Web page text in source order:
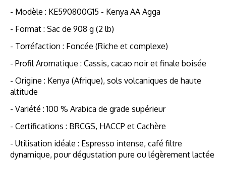
- Modèle : KE590800G15 - Kenya AA Agga
- Format : Sac de 908 g (2 lb)
- Torréfaction : Foncée (Riche et complexe)
- Profil Aromatique : Cassis, cacao noir et finale boisée
- Origine : Kenya (Afrique), sols volcaniques de haute
altitude
- Variété : 100 % Arabica de grade supérieur
- Certifications : BRCGS, HACCP et Cachère
- Utilisation idéale : Espresso intense, café filtre
dynamique, pour dégustation pure ou légèrement lactée